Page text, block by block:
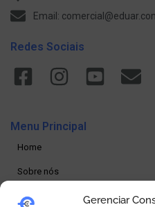
Gerenciar
Email:
Redes Sociais
Menu Principal
Home
Sobre nós
Produtos